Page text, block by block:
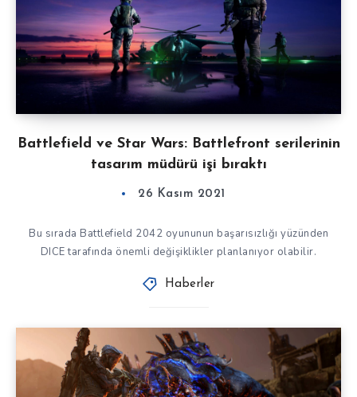
Battlefield ve Star Wars: Battlefront serilerinin
tasarım müdürü işi bıraktı
26 Kasım 2021
Bu sırada Battlefield 2042 oyununun başarısızlığı yüzünden
DICE tarafında önemli değişiklikler planlanıyor olabilir.
Haberler